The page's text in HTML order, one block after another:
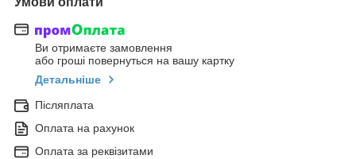
Ви отримаєте замовлення
або гроші повернуться на вашу картку
Детальніше
Післяплата
Оплата на рахунок
Оплата за реквізитами